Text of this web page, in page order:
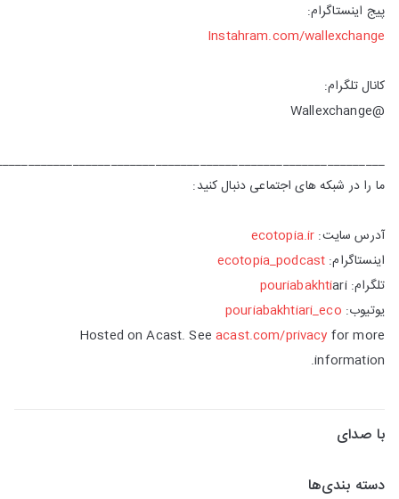
پیج اینستاگرام:
Instahram.com/wallexchange
کانال تلگرام:
@Wallexchange
ما را در شبکه های اجتماعی دنبال کنید:
آدرس سایت: ecotopia.ir
اینستاگرام: ecotopia_podcast
تلگرام:
pouriabakhtiari
یوتیوب: pouriabakhtiari_eco
Hosted on Acast. Seeacast.com/privacy for more
information.
با صدای
دسته بندی‌ها